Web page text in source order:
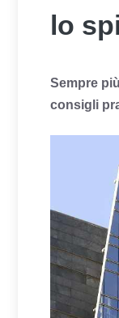
lo
Sempre
consigli